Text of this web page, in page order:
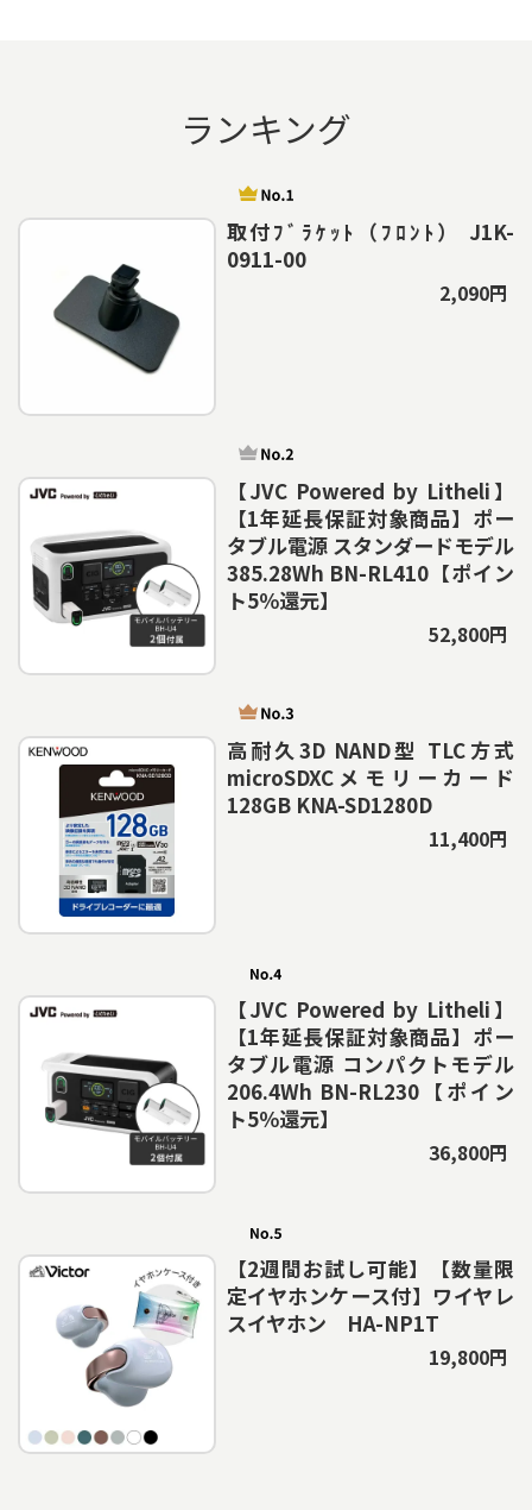
ランキング
取付ﾌﾞﾗｹｯﾄ（ﾌﾛﾝﾄ） J1K-
0911-00
2,090円
【JVC Powered by Litheli】
【1年延長保証対象商品】ポー
タブル電源 スタンダードモデル
385.28Wh BN-RL410【ポイン
ト5％還元】
52,800円
高耐久3D NAND型 TLC方式
microSDXCメモリーカード
128GB KNA-SD1280D
11,400円
【JVC Powered by Litheli】
【1年延長保証対象商品】ポー
タブル電源 コンパクトモデル
206.4Wh BN-RL230【ポイン
ト5％還元】
36,800円
【2週間お試し可能】【数量限
定イヤホンケース付】ワイヤレ
スイヤホン HA-NP1T
19,800円